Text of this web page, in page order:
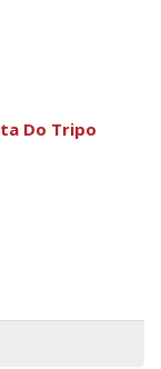
Do Tripo